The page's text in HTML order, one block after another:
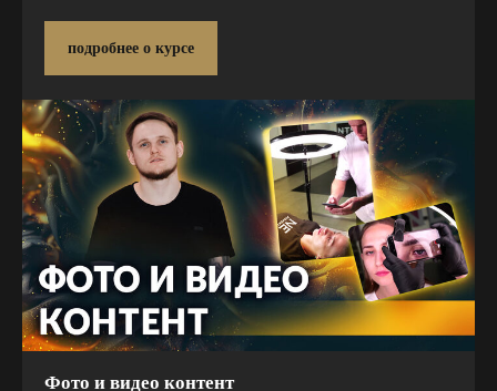
подробнее о курсе
Фото и видео контент